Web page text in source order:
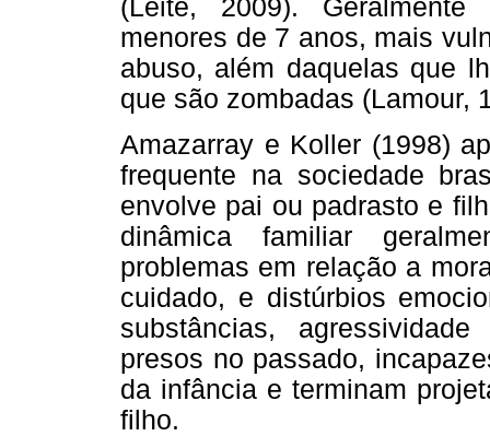
(Leite, 2009).
menores de 7 anos, mais
abuso, além daquelas que
que são zombadas (Lamour,
Amazarray e Koller (1998)
frequente na sociedade
envolve pai ou padrasto e
dinâmica familiar
problemas em relação a
cuidado, e distúrbios
substâncias,
presos no passado,
da infância e terminam
filho.